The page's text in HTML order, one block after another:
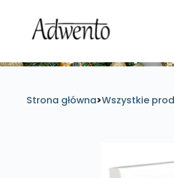
Strona główna>Wszystkie